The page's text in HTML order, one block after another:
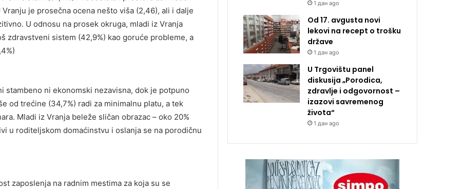
je prosečna ocena nešto viša (2,46), ali i dalje
U odnosu na prosek okruga, mladi iz Vranja
zdravstveni sistem (42,9%) kao goruće probleme, a
stambeno ni ekonomski nezavisna, dok je potpuno
od trećine (34,7%) radi za minimalnu platu, a tek
Mladi iz Vranja beleže sličan obrazac – oko 20%
u roditeljskom domaćinstvu i oslanja se na porodičnu
zaposlenja na radnim mestima za koja su se
1 дан ago
Od 17. avgusta novi
lekovi na recept o trošku
države
1 дан ago
U Trgovištu panel
diskusija „Porodica,
zdravlje i odgovornost –
izazovi savremenog
života“
1 дан ago